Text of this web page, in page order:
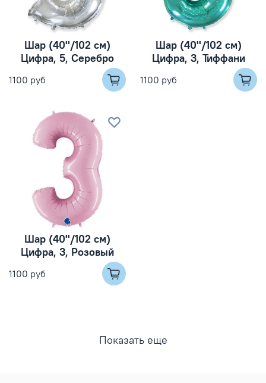
Шар (40''/102 см)
Цифра, 5, Серебро
1100 руб
Шар (40''/102 см)
Цифра, 3, Тиффани
1100 руб
Шар (40''/102 см)
Цифра, 3, Розовый
1100 руб
Показать еще